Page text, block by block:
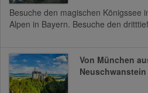
Besuche den magischen Königssee
Alpen in Bayern. Besuche den
Von München